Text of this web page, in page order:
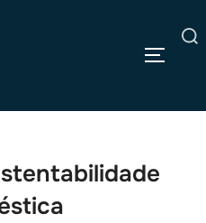
Pesquisar